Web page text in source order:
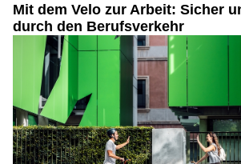
Mit dem Velo zur Arbeit: Sicher
durch den Berufsverkehr